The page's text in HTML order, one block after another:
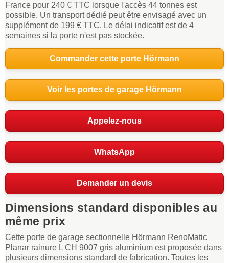
France pour 240 € TTC lorsque l'accès 44 tonnes est
possible. Un transport dédié peut être envisagé avec un
supplément de 199 € TTC. Le délai indicatif est de 4
semaines si la porte n'est pas stockée.
Commander cette porte Hörmann
Voir les portes de garage Hörmann
Appelez-nous
WhatsApp
Demander un devis
Dimensions standard disponibles au
même prix
Cette porte de garage sectionnelle Hörmann RenoMatic
Planar rainure L CH 9007 gris aluminium est proposée dans
plusieurs dimensions standard de fabrication. Toutes les